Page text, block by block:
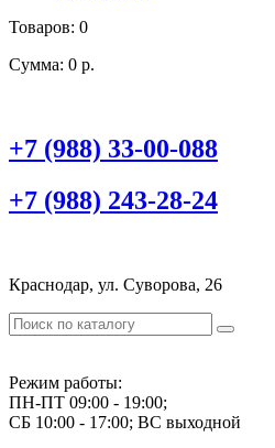
Товаров: 0
Сумма: 0 р.
+7 (988) 33-00-088
+7 (988) 243-28-24
Краснодар, ул. Суворова, 26
Режим работы:
ПН-ПТ 09:00 - 19:00;
СБ 10:00 - 17:00; ВС выходной